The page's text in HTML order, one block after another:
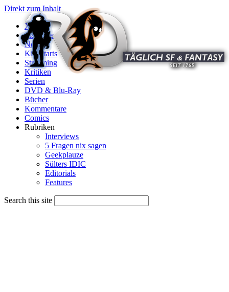
Direkt zum Inhalt
X
Startseite
News
Kinostarts
Streaming
Kritiken
Serien
DVD & Blu-Ray
Bücher
Kommentare
Comics
Rubriken
Interviews
5 Fragen nix sagen
Geekplauze
Sülters IDIC
Editorials
Features
Search this site